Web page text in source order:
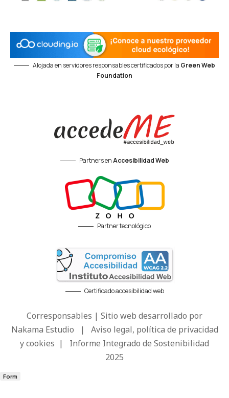
Alojada en servidores responsables certificados por la Green Web
Foundation
Partners enAccesibilidad Web
Partner tecnológico
Certificado accesibilidad web
Corresponsables | Sitio web desarrollado por
Nakama Estudio | Aviso legal, política de privacidad
y cookies | Informe Integrado de Sostenibilidad
2025
Form